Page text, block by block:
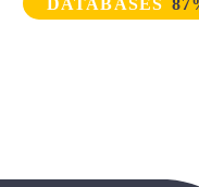
DATABASES